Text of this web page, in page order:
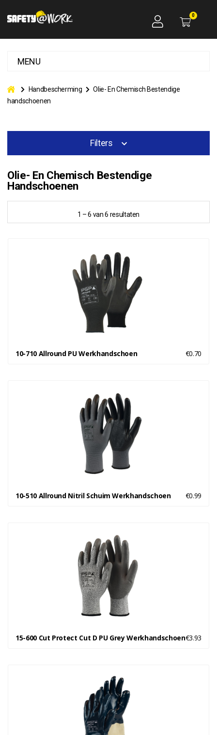
0
MENU
Handbescherming
Olie- En Chemisch Bestendige
handschoenen
Filters
Olie- En Chemisch Bestendige
Handschoenen
1 – 6 van 6 resultaten
10-710 Allround PU Werkhandschoen €0.70
10-510 Allround Nitril Schuim Werkhandschoen €0.99
15-600 Cut Protect Cut D PU Grey Werkhandschoen€3.93